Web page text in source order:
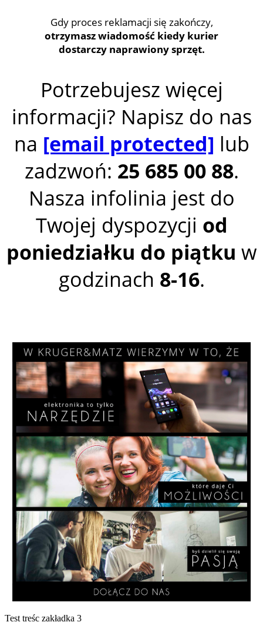
Gdy proces reklamacji się zakończy,
otrzymasz wiadomość kiedy kurier
dostarczy naprawiony sprzęt.
Potrzebujesz więcej
informacji? Napisz do nas
na [email protected] lub
zadzwoń: 25 685 00 88.
Nasza infolinia jest do
Twojej dyspozycji od
poniedziałku do piątku w
godzinach 8-16.
Test treśc zakładka 3